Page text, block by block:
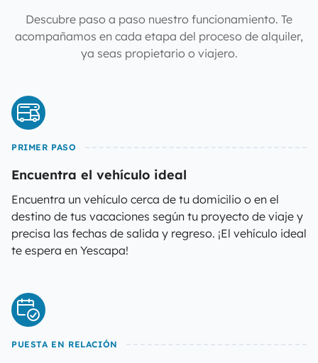
Descubre paso a paso nuestro funcionamiento. Te
acompañamos en cada etapa del proceso de alquiler,
ya seas propietario o viajero.
PRIMER PASO
Encuentra el vehículo ideal
Encuentra un vehículo cerca de tu domicilio o en el
destino de tus vacaciones según tu proyecto de viaje y
precisa las fechas de salida y regreso. ¡El vehículo ideal
te espera en Yescapa!
PUESTA EN RELACIÓN